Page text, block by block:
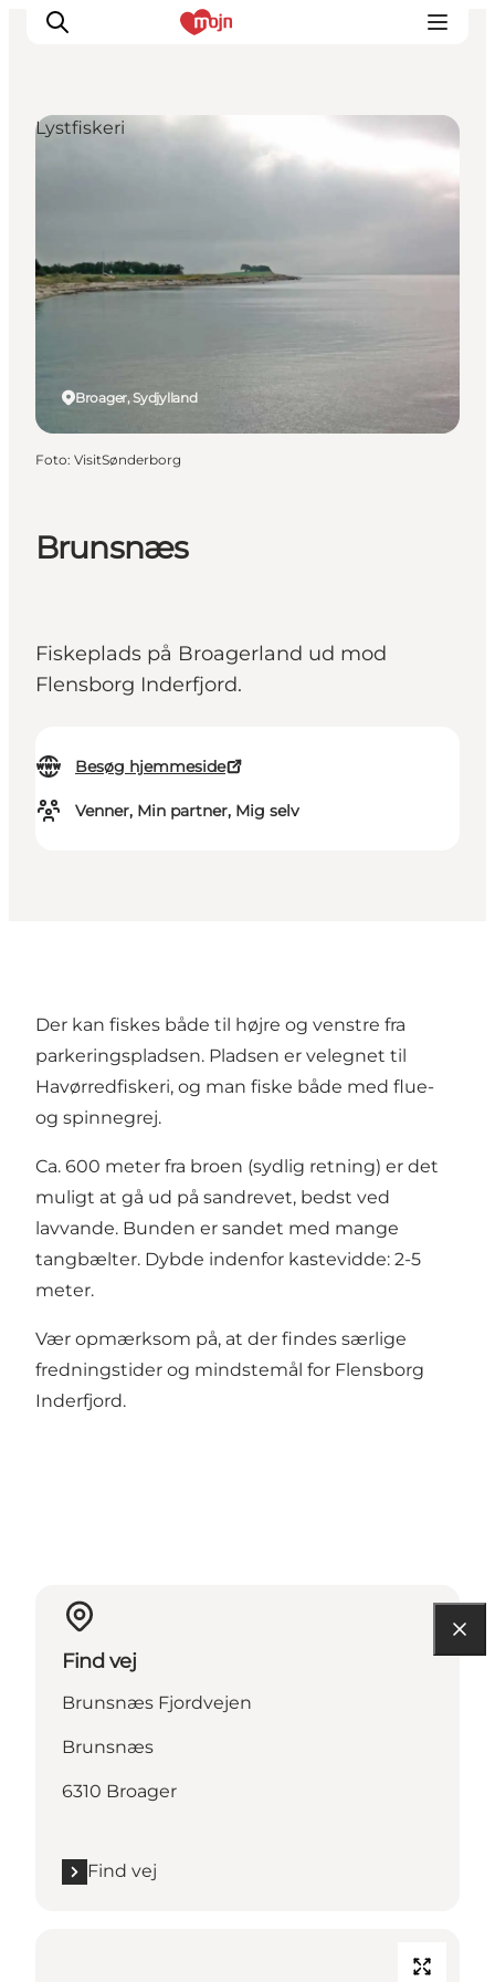
Overnatning
Brunsnæs
Fiskeplads på Broagerland ud mod
Flensborg Inderfjord.
Besøg hjemmeside
Venner, Min partner, Mig selv
Broager, Sydjylland
Lystfiskeri
Foto: VisitSønderborg
Der kan fiskes både til højre og venstre fra
parkeringspladsen. Pladsen er velegnet til
Havørredfiskeri, og man fiske både med flue-
og spinnegrej.
Ca. 600 meter fra broen (sydlig retning) er det
muligt at gå ud på sandrevet, bedst ved
lavvande. Bunden er sandet med mange
tangbælter. Dybde indenfor kastevidde: 2-5
meter.
Vær opmærksom på, at der findes særlige
fredningstider og mindstemål for Flensborg
Inderfjord.
Find vej
Brunsnæs Fjordvejen
Brunsnæs
6310 Broager
Find vej